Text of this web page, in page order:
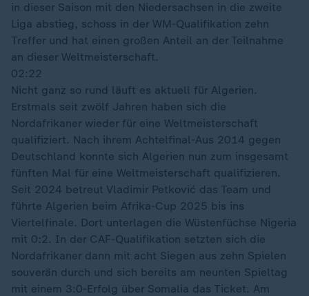
in dieser Saison mit den Niedersachsen in die zweite
Liga abstieg, schoss in der WM-Qualifikation zehn
Treffer und hat einen großen Anteil an der Teilnahme
an dieser Weltmeisterschaft.
02:22
Nicht ganz so rund läuft es aktuell für Algerien.
Erstmals seit zwölf Jahren haben sich die
Nordafrikaner wieder für eine Weltmeisterschaft
qualifiziert. Nach ihrem Achtelfinal-Aus 2014 gegen
Deutschland konnte sich Algerien nun zum insgesamt
fünften Mal für eine Weltmeisterschaft qualifizieren.
Seit 2024 betreut Vladimir Petković das Team und
führte Algerien beim Afrika-Cup 2025 bis ins
Viertelfinale. Dort unterlagen die Wüstenfüchse Nigeria
mit 0:2. In der CAF-Qualifikation setzten sich die
Nordafrikaner dann mit acht Siegen aus zehn Spielen
souverän durch und sich bereits am neunten Spieltag
mit einem 3:0-Erfolg über Somalia das Ticket. Am